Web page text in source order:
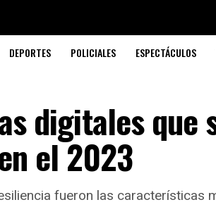
DEPORTES POLICIALES ESPECTÁCULOS
digitales que
el 2023
fueron las características